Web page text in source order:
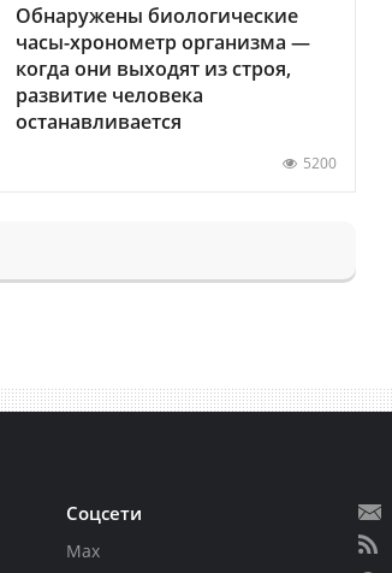
Обнаружены биологические
часы-хронометр организма —
когда они выходят из строя,
развитие человека
останавливается
5200
Соцсети
Max